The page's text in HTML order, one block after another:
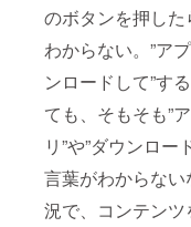
のボタンを押し
わからない。”ア
ンロードして”す
ても、そもそも”
リ”や”ダウンロー
言葉がわからない
況で、コンテンツ